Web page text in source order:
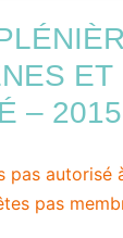
ET
– 2015
pas autorisé
pas